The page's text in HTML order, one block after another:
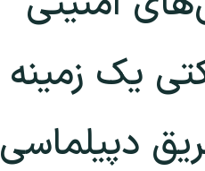
یک زمینه
دپیلماسی